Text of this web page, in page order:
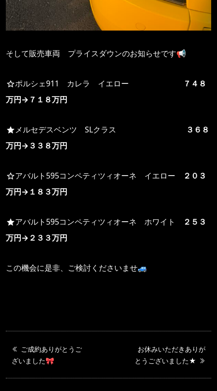
そして販売車両 プライスダウンのお知らせです📢
ポルシェ911 カレラ イエロー
７４８
万円→７１８万円
メルセデスベンツ SLクラス
３６８
万円→３３８万円
アバルト595コンペティツィオーネ イエロー
２０３
万円→１８３万円
アバルト595コンペティツィオーネ ホワイト
２５３
万円→２３３万円
この機会に是非、ご検討くださいませ🚙
ご成約ありがとうご
ざいました🎀
お休みいただきありが
とうございました★